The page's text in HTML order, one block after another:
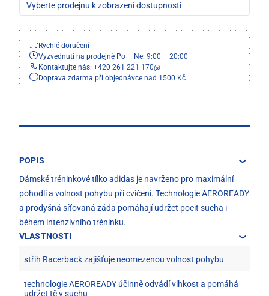
Vyberte prodejnu k zobrazení dostupnosti
Rychlé doručení
Vyzvednutí na prodejně Po – Ne: 9:00 – 20:00
Kontaktujte nás: +420 261 221 170@
Doprava zdarma při objednávce nad 1500 Kč
POPIS
Dámské tréninkové tílko adidas je navrženo pro maximální
pohodlí a volnost pohybu při cvičení. Technologie AEROREADY
a prodyšná síťovaná záda pomáhají udržet pocit sucha i
během intenzivního tréninku.
VLASTNOSTI
střih Racerback zajišťuje neomezenou volnost pohybu
technologie AEROREADY účinně odvádí vlhkost a pomáhá
udržet tě v suchu